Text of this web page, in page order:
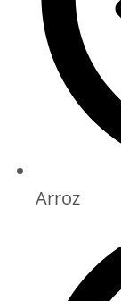
Arroz